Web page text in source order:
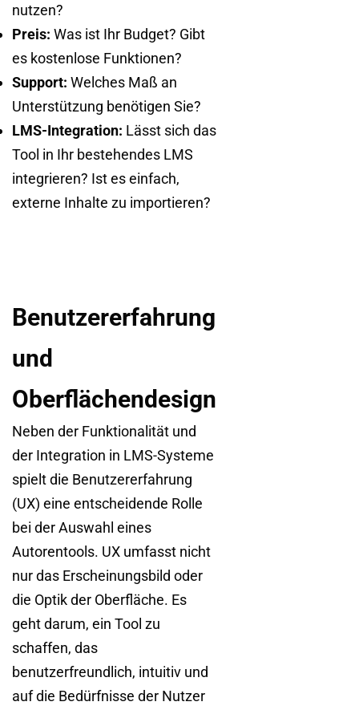
nutzen?
Preis: Was ist Ihr Budget? Gibt
es kostenlose Funktionen?
Support: Welches Maß an
Unterstützung benötigen Sie?
LMS-Integration: Lässt sich das
Tool in Ihr bestehendes LMS
integrieren? Ist es einfach,
externe Inhalte zu importieren?
Benutzererfahrung
und
Oberflächendesign
Neben der Funktionalität und
der Integration in LMS-Systeme
spielt die Benutzererfahrung
(UX) eine entscheidende Rolle
bei der Auswahl eines
Autorentools. UX umfasst nicht
nur das Erscheinungsbild oder
die Optik der Oberfläche. Es
geht darum, ein Tool zu
schaffen, das
benutzerfreundlich, intuitiv und
auf die Bedürfnisse der Nutzer